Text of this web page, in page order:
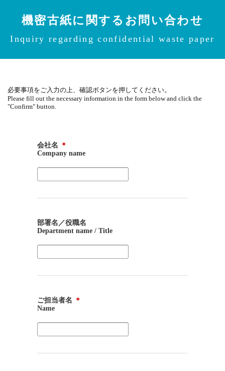
機密古紙に関するお問い合わせ
Inquiry regarding confidential waste paper
必要事項をご入力の上、確認ボタンを押してください。
Please fill out the necessary information in the form below and click the
"Confirm" button.
会社名 ＊
Company name
部署名／役職名
Department name / Title
ご担当者名 ＊
Name